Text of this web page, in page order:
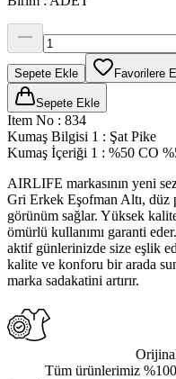
Sepete Ekle Favorilere
Sepete Ekle
Item No : 834
Kumaş Bilgisi 1 : Şat Pike
Kumaş İçeriği 1 : %50 CO
AIRLIFE markasının yeni
Gri Erkek Eşofman Altı, düz
görünüm sağlar. Yüksek
ömürlü kullanımı garanti
aktif günlerinizde size eşlik
kalite ve konforu bir arada
marka sadakatini artırır.
Tüm ürünlerimiz